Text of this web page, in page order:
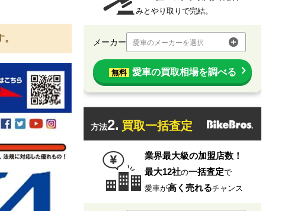
みとやり取りで完結。
メーカー 愛車のメーカーを選択
無料 愛車の買取相場を調べる
方法2. 買取一括査定
業界最大級の加盟店数！
最大12社の一括査定で
愛車が高く売れるチャンス